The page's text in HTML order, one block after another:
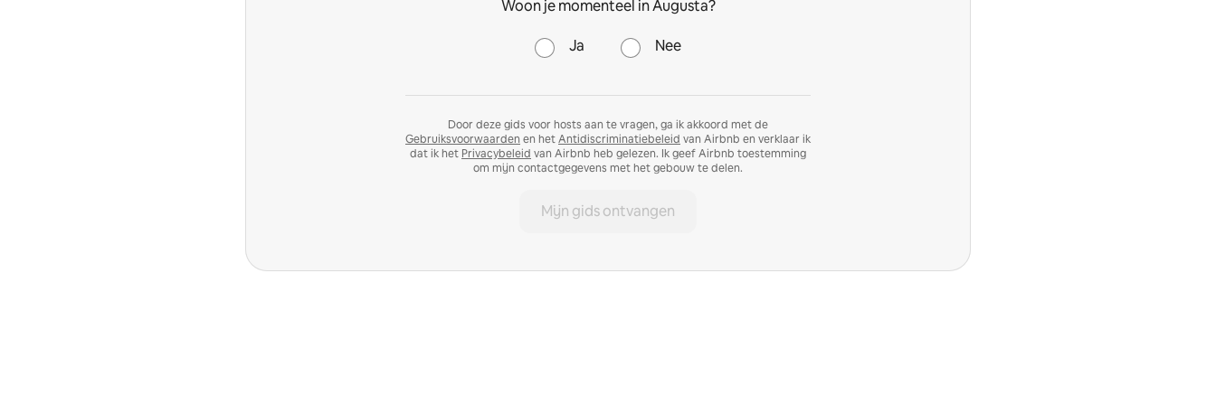
Woon je momenteel in Augusta?
Ja Nee
Door deze gids voor hosts aan te vragen, ga ik akkoord met de
Gebruiksvoorwaarden en hetAntidiscriminatiebeleid van Airbnb en verklaar ik
dat ik het Privacybeleid van Airbnb heb gelezen. Ik geef Airbnb toestemming
om mijn contactgegevens met het gebouw te delen.
Mijn gids ontvangen